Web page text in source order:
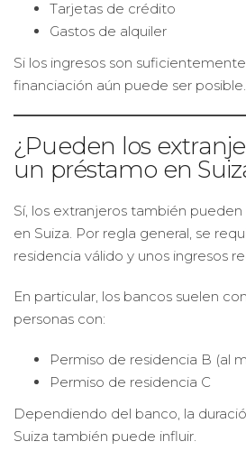
Tarjetas de crédito
Gastos de alquiler
Si los ingresos son
financiación aún puede ser posible.
¿Pueden los
un préstamo en
Sí, los extranjeros también
en Suiza. Por regla general, se
residencia válido y unos ingresos
En particular, los bancos suelen
personas con:
Permiso de residencia B (al
Permiso de residencia C
Dependiendo del banco, la
Suiza también puede influir.